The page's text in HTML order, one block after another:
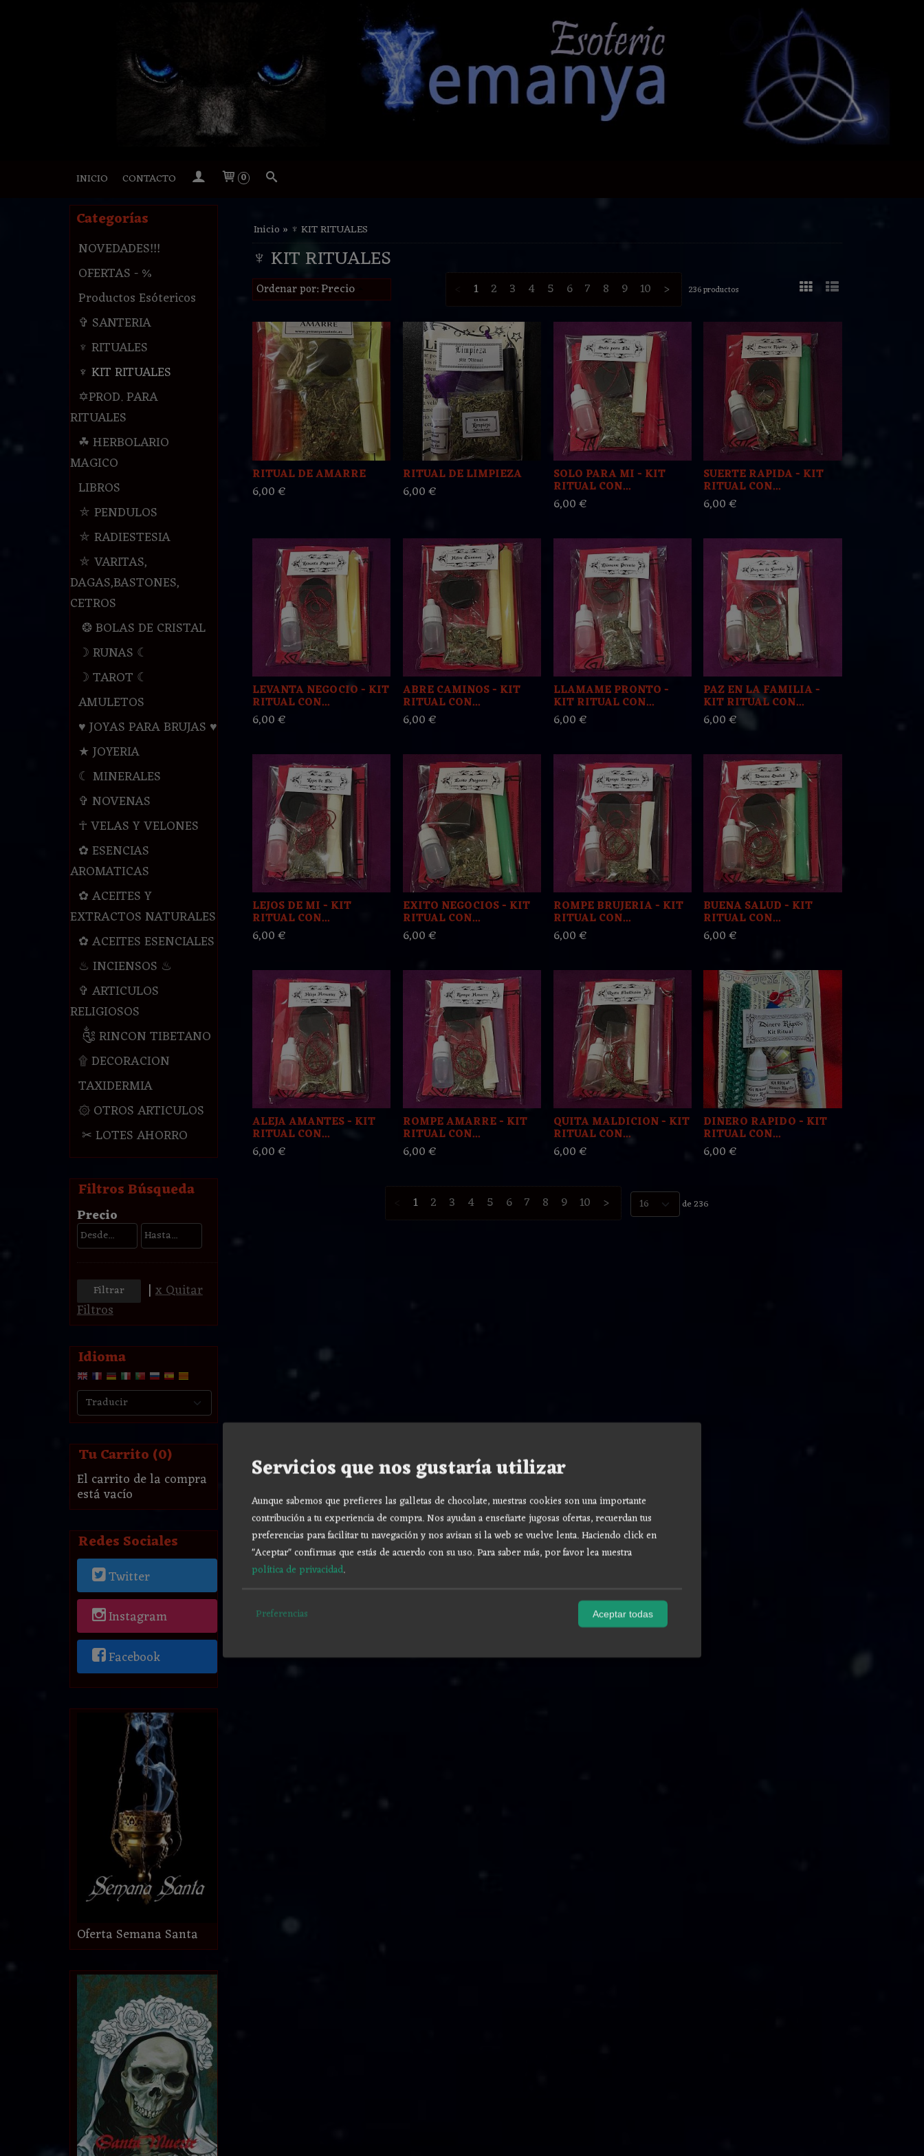
INICIO CONTACTO 0
Categorías
NOVEDADES!!!
OFERTAS - %
Productos Esótericos
✞ SANTERIA
♆ RITUALES
♆ KIT RITUALES
✡PROD. PARA
RITUALES
☘ HERBOLARIO
MAGICO
LIBROS
⛤ PENDULOS
⛤ RADIESTESIA
⛤ VARITAS,
DAGAS,BASTONES,
CETROS
❂ BOLAS DE CRISTAL
☽ RUNAS ☾
☽ TAROT ☾
AMULETOS
♥ JOYAS PARA BRUJAS ♥
★ JOYERIA
☾ MINERALES
✞ NOVENAS
☥ VELAS Y VELONES
✿ ESENCIAS
AROMATICAS
✿ ACEITES Y
EXTRACTOS NATURALES
✿ ACEITES ESENCIALES
♨ INCIENSOS ♨
✞ ARTICULOS
RELIGIOSOS
༃ RINCON TIBETANO
۩ DECORACION
TAXIDERMIA
۞ OTROS ARTICULOS
✂ LOTES AHORRO
Filtros Búsqueda
Precio
| x Quitar
Filtros
Idioma
Tu Carrito (0)
El carrito de la compra
está vacío
Redes Sociales
Twitter
Instagram
Facebook
Oferta Semana Santa
Inicio » ♆ KIT RITUALES
♆ KIT RITUALES
Ordenar por:Precio 1 2 3 4 5 6 7 8 9 10 > 236 productos
RITUAL DE AMARRE
6,00 €
RITUAL DE LIMPIEZA
6,00 €
SOLO PARA MI - KIT
RITUAL CON...
6,00 €
SUERTE RAPIDA - KIT
RITUAL CON...
6,00 €
LEVANTA NEGOCIO - KIT
RITUAL CON...
6,00 €
ABRE CAMINOS - KIT
RITUAL CON...
6,00 €
LLAMAME PRONTO -
KIT RITUAL CON...
6,00 €
PAZ EN LA FAMILIA -
KIT RITUAL CON...
6,00 €
LEJOS DE MI - KIT
RITUAL CON...
6,00 €
EXITO NEGOCIOS - KIT
RITUAL CON...
6,00 €
ROMPE BRUJERIA - KIT
RITUAL CON...
6,00 €
BUENA SALUD - KIT
RITUAL CON...
6,00 €
ALEJA AMANTES - KIT
RITUAL CON...
6,00 €
ROMPE AMARRE - KIT
RITUAL CON...
6,00 €
QUITA MALDICION - KIT
RITUAL CON...
6,00 €
DINERO RAPIDO - KIT
RITUAL CON...
6,00 €
1 2 3 4 5 6 7 8 9 10 > de 236
Servicios que nos gustaría utilizar
Aunque sabemos que prefieres las galletas de chocolate, nuestras cookies son una importante
contribución a tu experiencia de compra. Nos ayudan a enseñarte jugosas ofertas, recuerdan tus
preferencias para facilitar tu navegación y nos avisan si la web se vuelve lenta. Haciendo click en
"Aceptar" confirmas que estás de acuerdo con su uso. Para saber más, por favor lea nuestra
política de privacidad.
Preferencias Aceptar todas